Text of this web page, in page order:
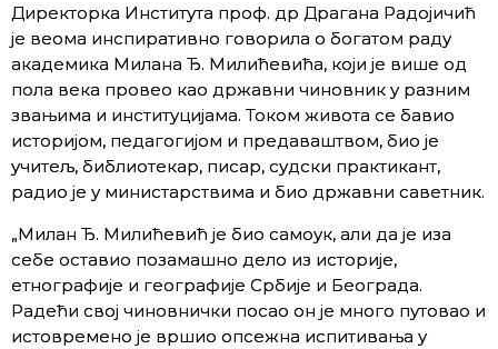
Директорка Института проф. др Драгана Радојичић
је веома инспиративно говорила о богатом раду
академика Миланa Ђ. Милићевићa, који је више од
пола века провео као државни чиновник у разним
звањима и институцијама. Током живота се бавио
историјом, педагогијом и предаваштвом, био је
учитељ, библиотекар, писар, судски практикант,
радио је у министарствима и био државни саветник.
„Милан Ђ. Милићевић је био самоук, али да је иза
себе оставио позамашно дело из историје,
етнографије и географије Србије и Београда.
Радећи свој чиновнички посао он је много путовао и
истовремено је вршио опсежна испитивања у